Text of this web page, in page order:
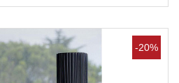
-20%